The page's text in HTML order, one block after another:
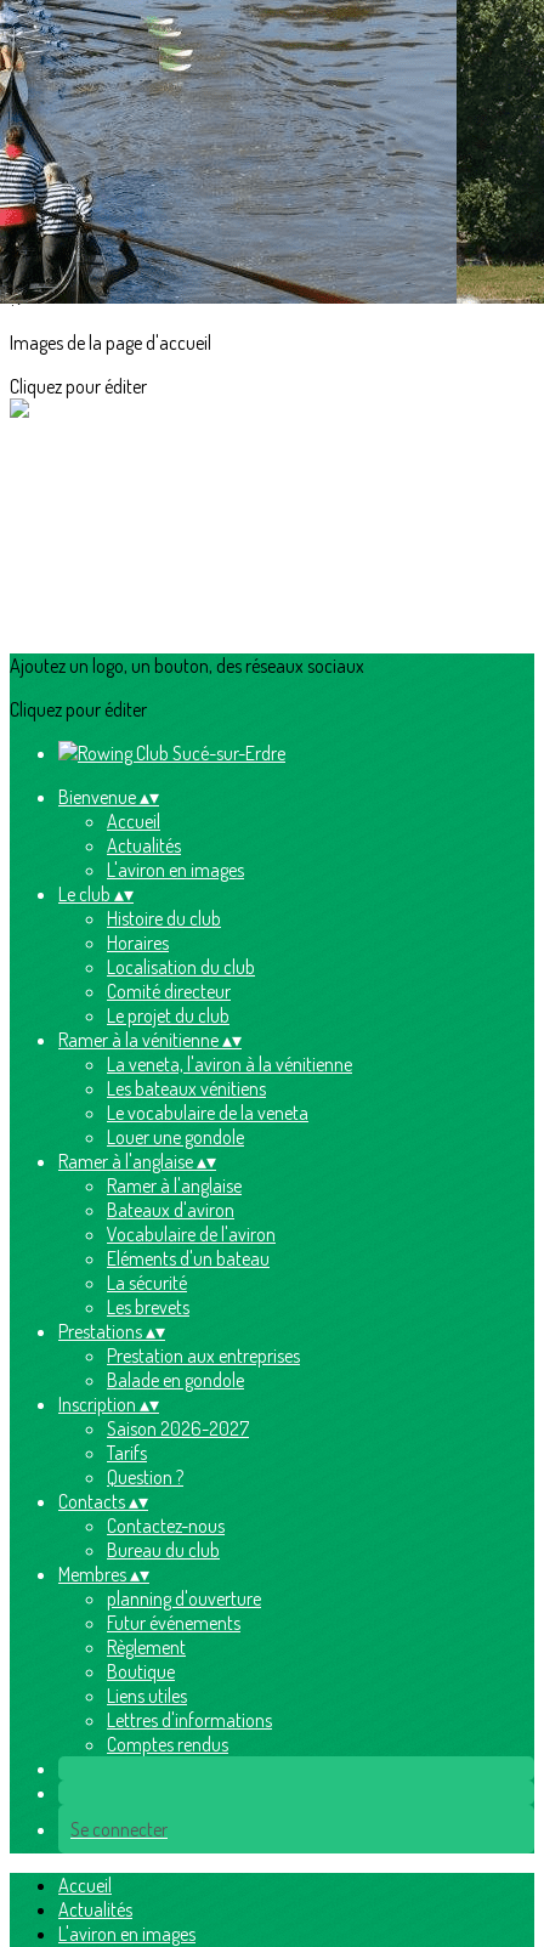
Exporter les lignes sélectionnées
Exporter toutes les colonnes
Exporter uniquement les colonnes affichées
Menu
<
>
Accueil
Actualités
L'aviron en images
?>
Images de la page d'accueil
Cliquez pour éditer
Ajoutez un logo, un bouton, des réseaux sociaux
Cliquez pour éditer
Bienvenue▴▾
Accueil
Actualités
L'aviron en images
Le club ▴▾
Histoire du club
Horaires
Localisation du club
Comité directeur
Le projet du club
Ramer à la vénitienne▴▾
La veneta, l'aviron à la vénitienne
Les bateaux vénitiens
Le vocabulaire de la veneta
Louer une gondole
Ramer à l'anglaise▴▾
Ramer à l'anglaise
Bateaux d'aviron
Vocabulaire de l'aviron
Eléments d'un bateau
La sécurité
Les brevets
Prestations▴▾
Prestation aux entreprises
Balade en gondole
Inscription ▴▾
Saison 2026-2027
Tarifs
Question ?
Contacts▴▾
Contactez-nous
Bureau du club
Membres▴▾
planning d'ouverture
Futur événements
Règlement
Boutique
Liens utiles
Lettres d'informations
Comptes rendus
Se connecter
Accueil
Actualités
L'aviron en images